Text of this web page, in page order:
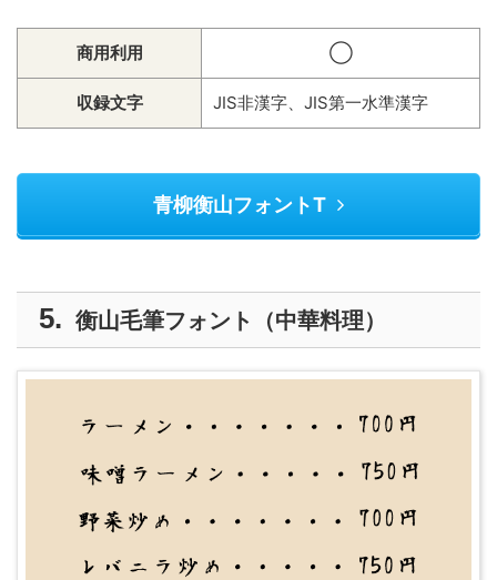
商用利用 ◯
収録文字 JIS非漢字、JIS第一水準漢字
青柳衡山フォントT
衡山毛筆フォント（中華料理）